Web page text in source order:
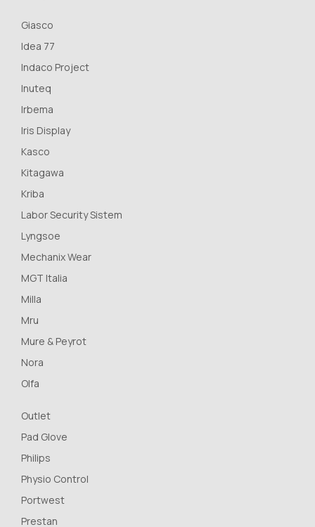
Giasco
Idea 77
Indaco Project
Inuteq
Irbema
Iris Display
Kasco
Kitagawa
Kriba
Labor Security Sistem
Lyngsoe
Mechanix Wear
MGT Italia
Milla
Mru
Mure & Peyrot
Nora
Olfa
Outlet
Pad Glove
Philips
Physio Control
Portwest
Prestan